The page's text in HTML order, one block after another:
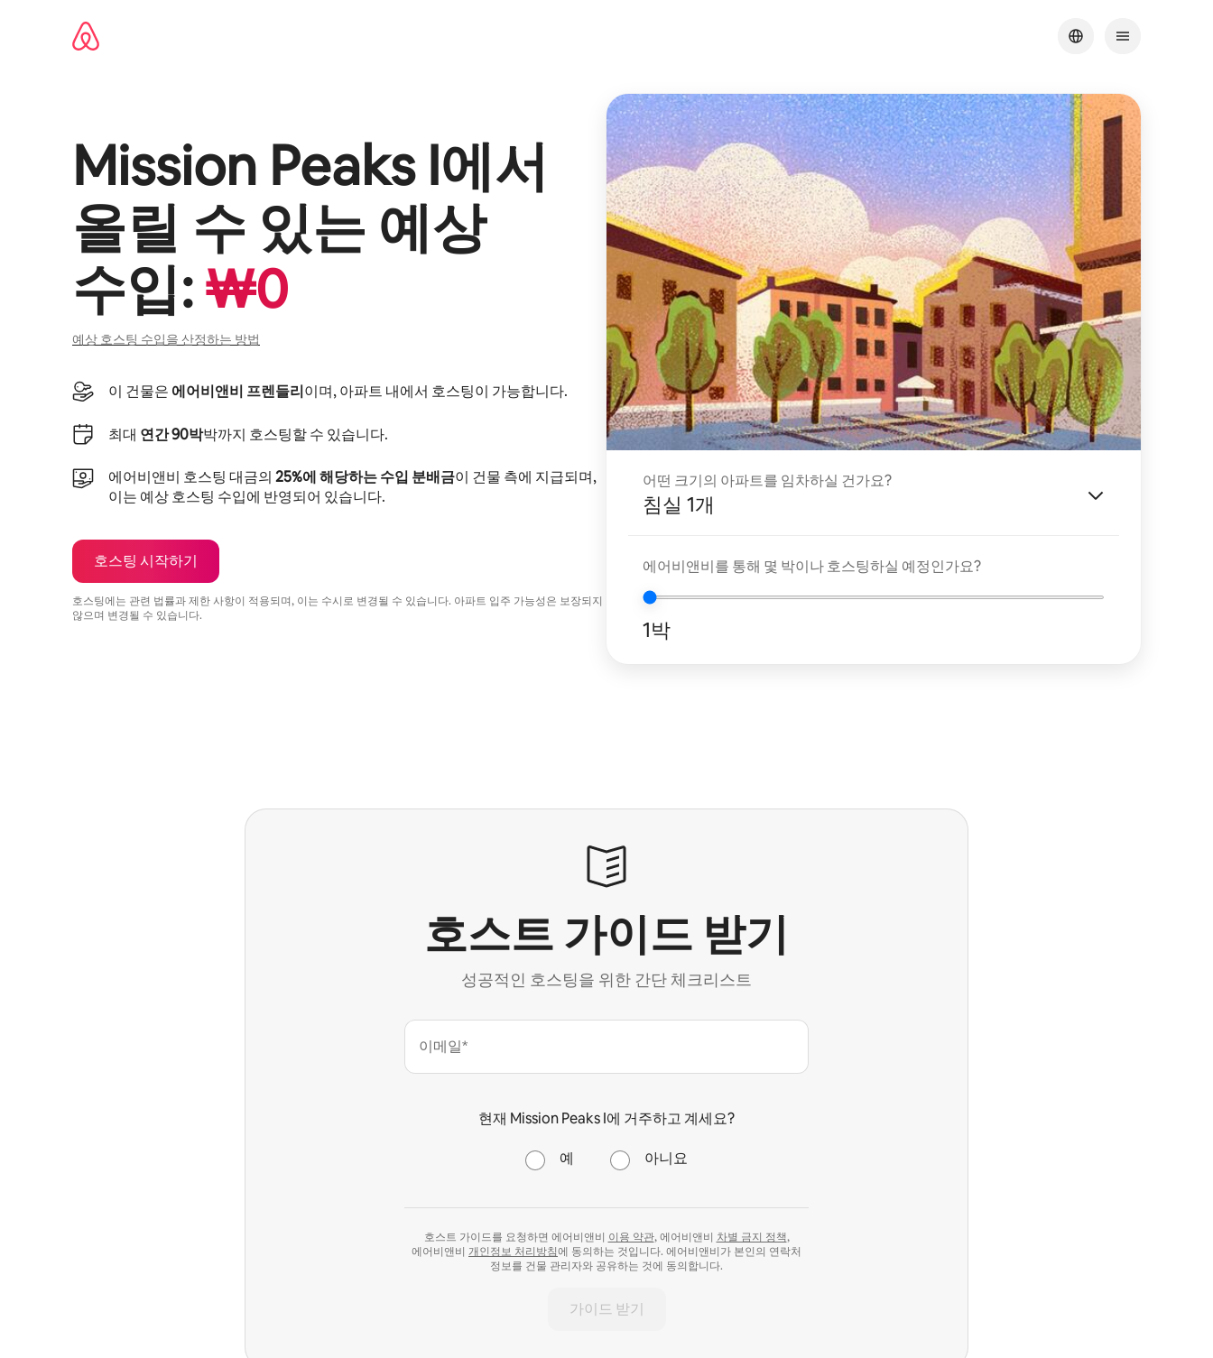
Mission Peaks I에서
올릴 수 있는 예상
수입:₩0
예상 호스팅 수입을 산정하는 방법
이 건물은 에어비앤비 프렌들리이며, 아파트 내에서 호스팅이 가능합니다.
최대 연간 90박박까지 호스팅할 수 있습니다.
에어비앤비 호스팅 대금의 25%에 해당하는 수입 분배금이 건물 측에 지급되며,
이는 예상 호스팅 수입에 반영되어 있습니다.
호스팅 시작하기
호스팅에는 관련 법률과 제한 사항이 적용되며, 이는 수시로 변경될 수 있습니다. 아파트 입주 가능성은 보장되지
않으며 변경될 수 있습니다.
어떤 크기의 아파트를 임차하실 건가요?
침실 1개
에어비앤비를 통해 몇 박이나 호스팅하실 예정인가요?
1박
호스트 가이드 받기
성공적인 호스팅을 위한 간단 체크리스트
이메일*
현재 Mission Peaks I에 거주하고 계세요?
예 아니요
호스트 가이드를 요청하면 에어비앤비 이용 약관, 에어비앤비 차별 금지 정책,
에어비앤비 개인정보 처리방침에 동의하는 것입니다. 에어비앤비가 본인의 연락처
정보를 건물 관리자와 공유하는 것에 동의합니다.
가이드 받기